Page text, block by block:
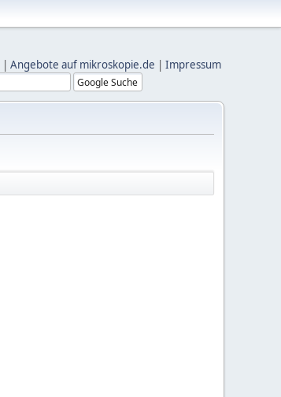
| Angebote auf mikroskopie.de | Impressum